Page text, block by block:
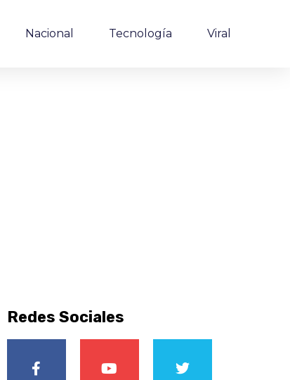
Nacional Tecnología Viral
Redes Sociales